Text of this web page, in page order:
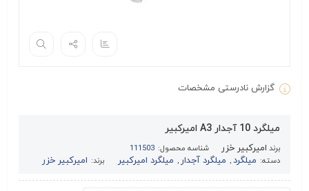
گزارش نادرستی مشخصات
میلگرد 10 آجدار A3 امیرکبیر
برند امیرکبیر خزر شناسه محصول: 111503
دسته: میلگرد, میلگرد آجدار , میلگرد امیرکبیر برند: امیرکبیر خزر